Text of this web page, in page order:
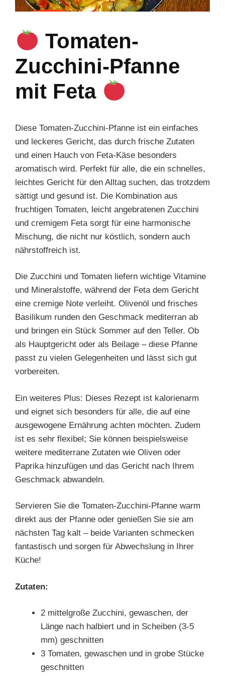
Tomaten-
Zucchini-Pfanne
mit Feta
Diese Tomaten-Zucchini-Pfanne ist ein einfaches
und leckeres Gericht, das durch frische Zutaten
und einen Hauch von Feta-Käse besonders
aromatisch wird. Perfekt für alle, die ein schnelles,
leichtes Gericht für den Alltag suchen, das trotzdem
sättigt und gesund ist. Die Kombination aus
fruchtigen Tomaten, leicht angebratenen Zucchini
und cremigem Feta sorgt für eine harmonische
Mischung, die nicht nur köstlich, sondern auch
nährstoffreich ist.
Die Zucchini und Tomaten liefern wichtige Vitamine
und Mineralstoffe, während der Feta dem Gericht
eine cremige Note verleiht. Olivenöl und frisches
Basilikum runden den Geschmack mediterran ab
und bringen ein Stück Sommer auf den Teller. Ob
als Hauptgericht oder als Beilage – diese Pfanne
passt zu vielen Gelegenheiten und lässt sich gut
vorbereiten.
Ein weiteres Plus: Dieses Rezept ist kalorienarm
und eignet sich besonders für alle, die auf eine
ausgewogene Ernährung achten möchten. Zudem
ist es sehr flexibel; Sie können beispielsweise
weitere mediterrane Zutaten wie Oliven oder
Paprika hinzufügen und das Gericht nach Ihrem
Geschmack abwandeln.
Servieren Sie die Tomaten-Zucchini-Pfanne warm
direkt aus der Pfanne oder genießen Sie sie am
nächsten Tag kalt – beide Varianten schmecken
fantastisch und sorgen für Abwechslung in Ihrer
Küche!
Zutaten:
2 mittelgroße Zucchini, gewaschen, der
Länge nach halbiert und in Scheiben (3-5
mm) geschnitten
3 Tomaten, gewaschen und in grobe Stücke
geschnitten